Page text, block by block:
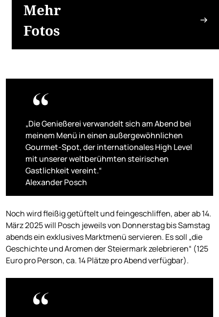
Mehr
Fotos
„Die Genießerei verwandelt sich am Abend bei
meinem Menü in einen außergewöhnlichen
Gourmet-Spot, der internationales High Level
mit unserer weltberühmten steirischen
Gastlichkeit vereint.“
Alexander Posch
Noch wird fleißig getüftelt und feingeschliffen, aber ab 14.
März 2025 will Posch jeweils von Donnerstag bis Samstag
abends ein exklusives Marktmenü servieren. Es soll „die
Geschichte und Aromen der Steiermark zelebrieren“ (125
Euro pro Person, ca. 14 Plätze pro Abend verfügbar).